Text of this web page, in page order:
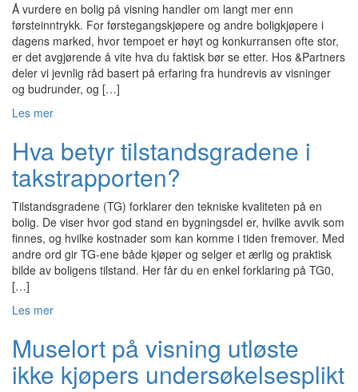
Å vurdere en bolig på visning handler om langt mer enn
førsteinntrykk. For førstegangskjøpere og andre boligkjøpere i
dagens marked, hvor tempoet er høyt og konkurransen ofte stor,
er det avgjørende å vite hva du faktisk bør se etter. Hos &Partners
deler vi jevnlig råd basert på erfaring fra hundrevis av visninger
og budrunder, og […]
Les mer
Hva betyr tilstandsgradene i
takstrapporten?
Tilstandsgradene (TG) forklarer den tekniske kvaliteten på en
bolig. De viser hvor god stand en bygningsdel er, hvilke avvik som
finnes, og hvilke kostnader som kan komme i tiden fremover. Med
andre ord gir TG-ene både kjøper og selger et ærlig og praktisk
bilde av boligens tilstand. Her får du en enkel forklaring på TG0,
[…]
Les mer
Muselort på visning utløste
ikke kjøpers undersøkelsesplikt